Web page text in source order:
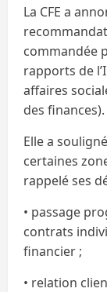
La CFE a
commandée
rapports de
affaires
des finances).
Elle a
certaines
rappelé ses
• passage
contrats
financier ;
• relation